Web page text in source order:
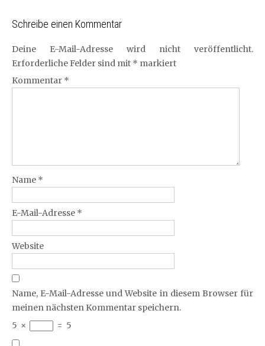
Schreibe einen Kommentar
Deine E-Mail-Adresse wird nicht veröffentlicht.
Erforderliche Felder sind mit * markiert
Kommentar *
Name *
E-Mail-Adresse *
Website
Name, E-Mail-Adresse und Website in diesem Browser für
meinen nächsten Kommentar speichern.
5 × = 5